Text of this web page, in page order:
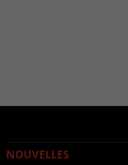
NOUVELLES